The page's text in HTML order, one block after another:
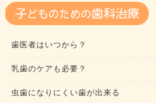
歯医者はいつから？
乳歯のケアも必要？
虫歯になりにくい歯が出来る